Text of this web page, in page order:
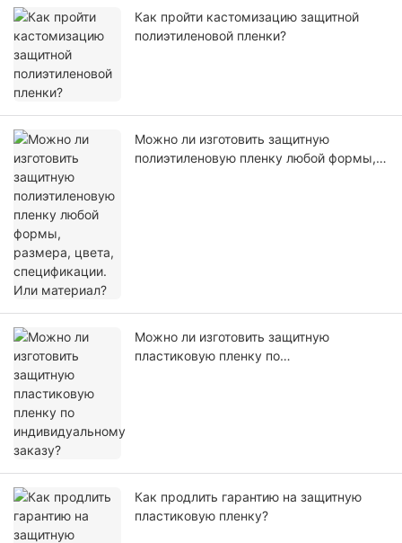
Как пройти кастомизацию защитной
полиэтиленовой пленки?
Можно ли изготовить защитную
полиэтиленовую пленку любой формы,
Можно ли изготовить защитную
пластиковую пленку по
Как продлить гарантию на защитную
пластиковую пленку?